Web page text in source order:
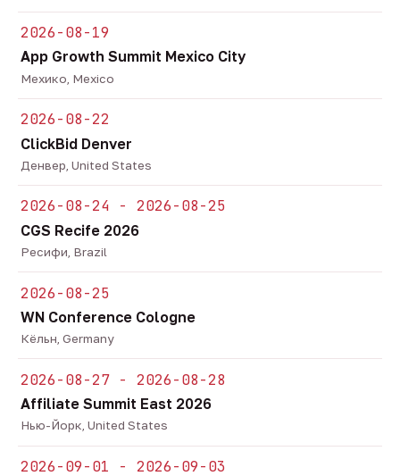
2026-08-19
App Growth Summit Mexico City
Мехико, Mexico
2026-08-22
ClickBid Denver
Денвер, United States
2026-08-24 - 2026-08-25
CGS Recife 2026
Ресифи, Brazil
2026-08-25
WN Conference Cologne
Кёльн, Germany
2026-08-27 - 2026-08-28
Affiliate Summit East 2026
Нью-Йорк, United States
2026-09-01 - 2026-09-03